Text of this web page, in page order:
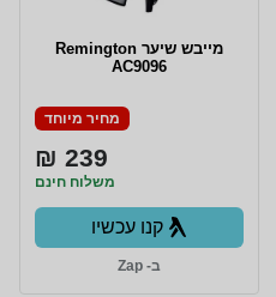
מייבש שיער Remington
AC9096
מחיר מיוחד
239 ₪
משלוח חינם
קנו עכשיו
ב- Zap